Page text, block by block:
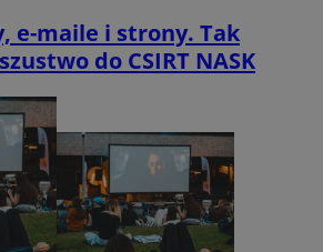
e-maile i strony. Tak
do CSIRT NASK